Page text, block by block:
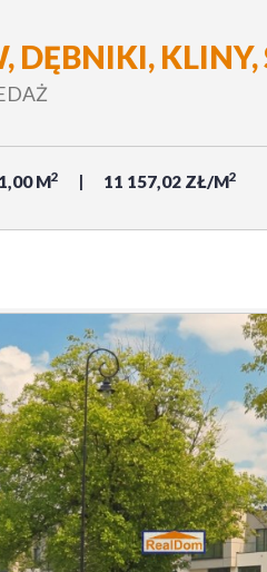
DĘBNIKI, KLINY,
M2 11 157,02 ZŁ/M2